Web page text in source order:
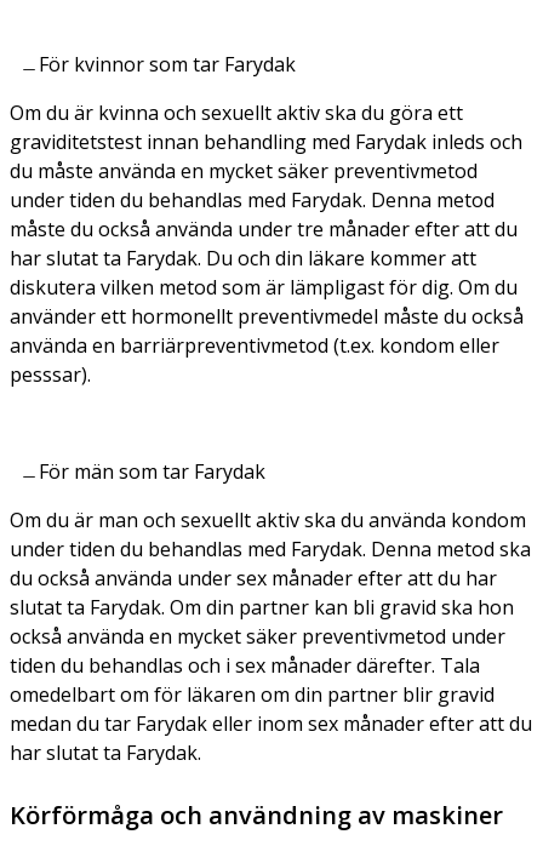
För kvinnor som tar Farydak
Om du är kvinna och sexuellt aktiv ska du göra ett
graviditetstest innan behandling med Farydak inleds och
du måste använda en mycket säker preventivmetod
under tiden du behandlas med Farydak. Denna metod
måste du också använda under tre månader efter att du
har slutat ta Farydak. Du och din läkare kommer att
diskutera vilken metod som är lämpligast för dig. Om du
använder ett hormonellt preventivmedel måste du också
använda en barriärpreventivmetod (t.ex. kondom eller
pesssar).
För män som tar Farydak
Om du är man och sexuellt aktiv ska du använda kondom
under tiden du behandlas med Farydak. Denna metod ska
du också använda under sex månader efter att du har
slutat ta Farydak. Om din partner kan bli gravid ska hon
också använda en mycket säker preventivmetod under
tiden du behandlas och i sex månader därefter. Tala
omedelbart om för läkaren om din partner blir gravid
medan du tar Farydak eller inom sex månader efter att du
har slutat ta Farydak.
Körförmåga och användning av maskiner